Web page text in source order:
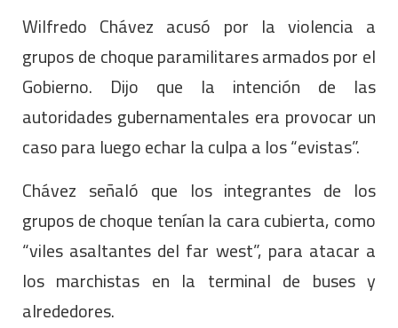
Wilfredo Chávez acusó por la violencia a
grupos de choque paramilitares armados por el
Gobierno. Dijo que la intención de las
autoridades gubernamentales era provocar un
caso para luego echar la culpa a los “evistas”.
Chávez señaló que los integrantes de los
grupos de choque tenían la cara cubierta, como
“viles asaltantes del far west”, para atacar a
los marchistas en la terminal de buses y
alrededores.